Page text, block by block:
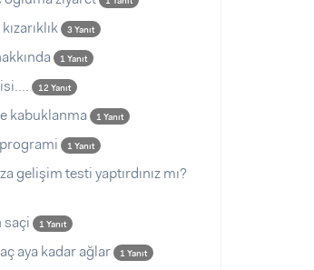
3 Yanıt
1 Yanıt
12 Yanıt
kabuklanma 1 Yanıt
1 Yanıt
gelişim testi yaptırdınız mı?
saçi 1 Yanıt
aya kadar ağlar 1 Yanıt